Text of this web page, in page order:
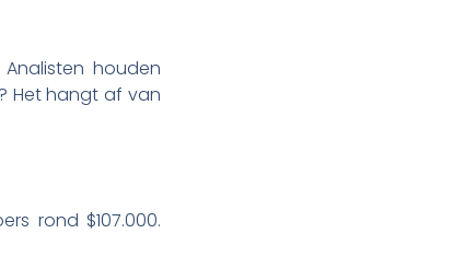
houden
Het hangt af van
rond $107.000.